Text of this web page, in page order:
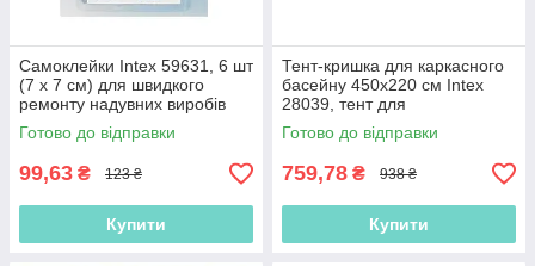
Самоклейки Intex 59631, 6 шт
(7 х 7 см) для швидкого
ремонту надувних виробів
Готово до відправки
99,63 ₴ 123 ₴
Купити
Тент-кришка для каркасного
басейну 450х220 см Intex
28039, тент для
прямокутного басейну
Готово до відправки
759,78 ₴ 938 ₴
Купити